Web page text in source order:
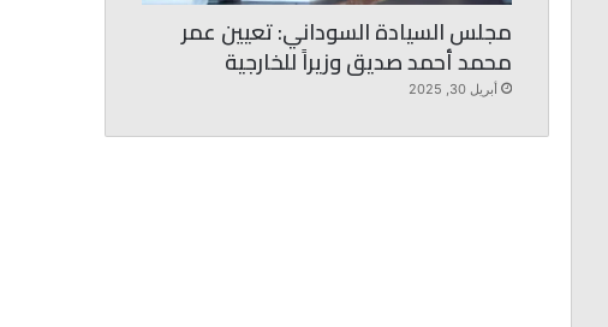
مجلس السيادة السوداني: تعيين عمر
محمد أحمد صديق وزيراً للخارجية
أبريل 30, 2025